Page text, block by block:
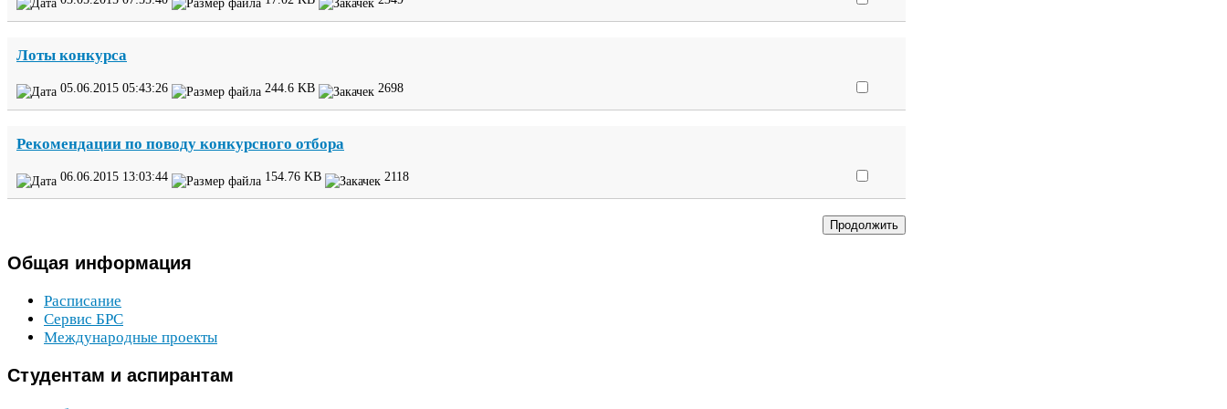
Лоты конкурса
05 06 2015 05:43:26 244 6 KB 2698
Рекомендации по поводу конкурсного отбора
06 06 2015 13:03:44 154 76 KB 2118
Общая информация
Расписание
Сервис БРС
Международные проекты
Студентам и аспирантам